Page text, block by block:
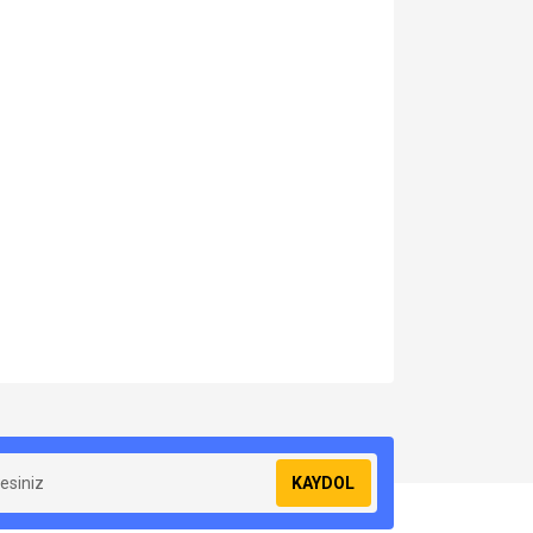
KAYDOL